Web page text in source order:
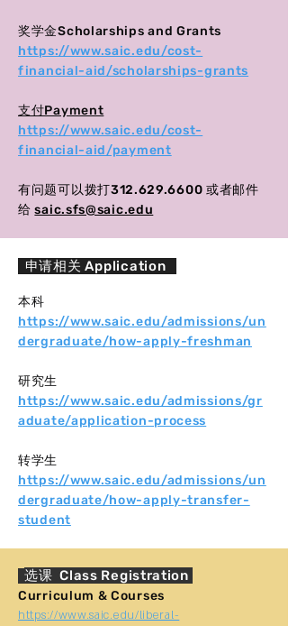
奖学金Scholarships and Grants
https://www.saic.edu/cost-
financial-aid/scholarships-grants
​支付Payment
https://www.saic.edu/cost-
financial-aid/payment
有问题可以拨打312.629.6600 或者邮件
给saic.sfs@saic.edu
申请相关 Application
本科
https://www.saic.edu/admissions/un
dergraduate/how-apply-freshman
研究生
https://www.saic.edu/admissions/gr
aduate/application-process
​转学生
https://www.saic.edu/admissions/un
dergraduate/how-apply-transfer-
student
选课 Class Registration
​Curriculum & Courses
https://www.saic.edu/liberal-